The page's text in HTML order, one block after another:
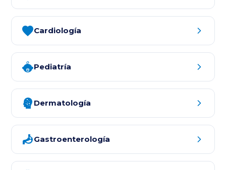
Cardiología
Pediatría
Dermatología
Gastroenterología